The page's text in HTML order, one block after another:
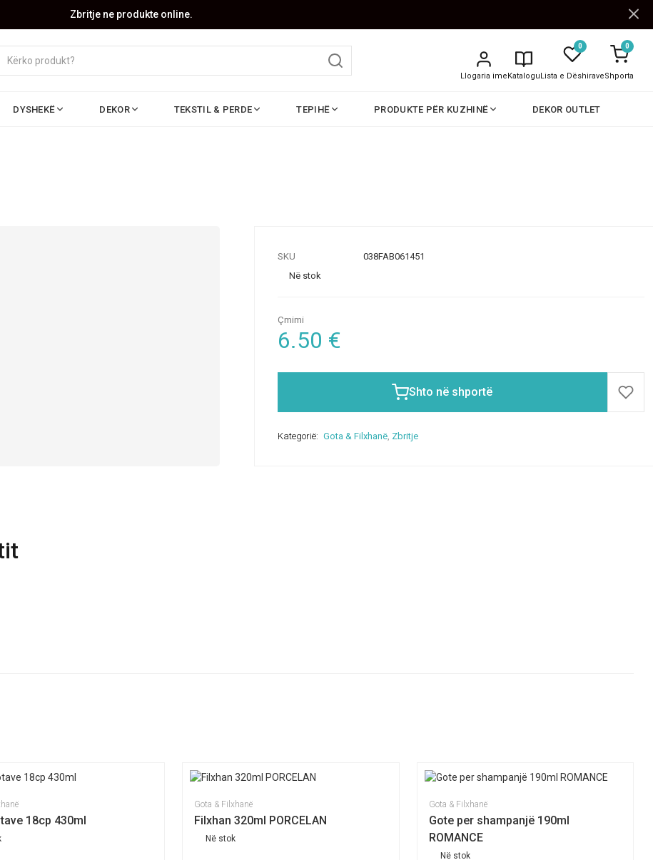
Zbritje ne produkte online.
Llogaria imeKatalogu
0
Lista e Dëshirave
0
Shporta
DYSHEKË DEKOR TEKSTIL & PERDE TEPIHË PRODUKTE PËR KUZHINË DEKOR OUTLET
SKU
038FAB061451
Në stok
Çmimi
6.50 €
Shto në shportë
Kategorië: Gota & Filxhanë, Zbritje
18cp 430ml
Gota & Filxhanë
Filxhan 320ml PORCELAN
Në stok
Gota & Filxhanë
Gote per shampanjë 190ml
ROMANCE
Në stok